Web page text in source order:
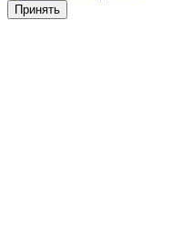
Принять